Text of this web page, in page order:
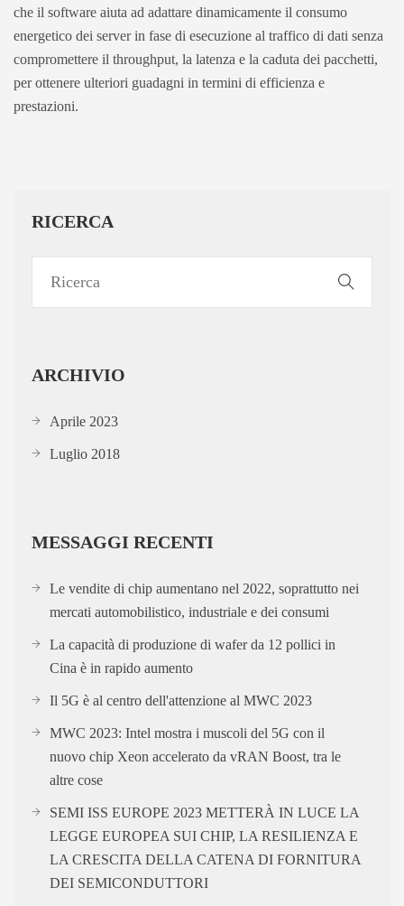
che il software aiuta ad adattare dinamicamente il consumo
energetico dei server in fase di esecuzione al traffico di dati senza
compromettere il throughput, la latenza e la caduta dei pacchetti,
per ottenere ulteriori guadagni in termini di efficienza e
prestazioni.
RICERCA
ARCHIVIO
Aprile 2023
Luglio 2018
MESSAGGI RECENTI
Le vendite di chip aumentano nel 2022, soprattutto nei
mercati automobilistico, industriale e dei consumi
La capacità di produzione di wafer da 12 pollici in
Cina è in rapido aumento
Il 5G è al centro dell'attenzione al MWC 2023
MWC 2023: Intel mostra i muscoli del 5G con il
nuovo chip Xeon accelerato da vRAN Boost, tra le
altre cose
SEMI ISS EUROPE 2023 METTERÀ IN LUCE LA
LEGGE EUROPEA SUI CHIP, LA RESILIENZA E
LA CRESCITA DELLA CATENA DI FORNITURA
DEI SEMICONDUTTORI